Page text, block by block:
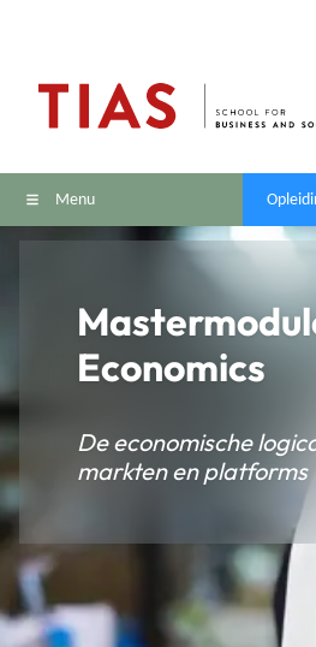
Menu
Economics
De economische
markten en platforms